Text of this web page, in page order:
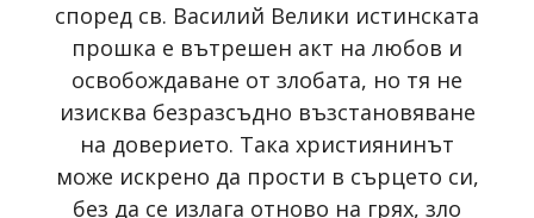
според св. Василий Велики истинската
прошка е вътрешен акт на любов и
освобождаване от злобата, но тя не
изисква безразсъдно възстановяване
на доверието. Така християнинът
може искрено да прости в сърцето си,
без да се излага отново на грях, зло